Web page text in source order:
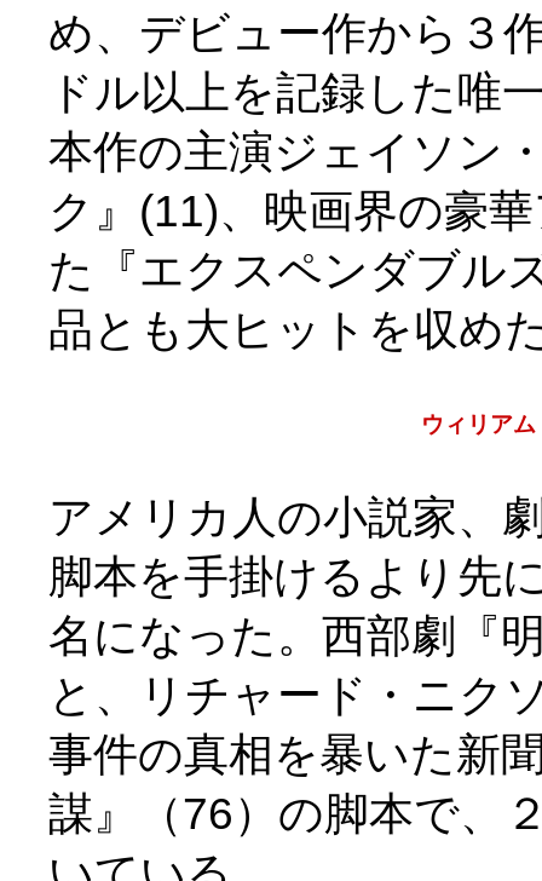
め、デビュー作から３
ドル以上を記録した唯
本作の主演ジェイソン
ク』(11)、映画界の豪
た『エクスペンダブル
品とも大ヒットを収め
ウィリア
アメリカ人の小説家、
脚本を手掛けるより先
名になった。西部劇『
と、リチャード・ニク
事件の真相を暴いた新
謀』（76）の脚本で、